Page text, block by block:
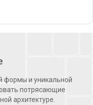
формы и уникальной
потрясающие
архитектуре.